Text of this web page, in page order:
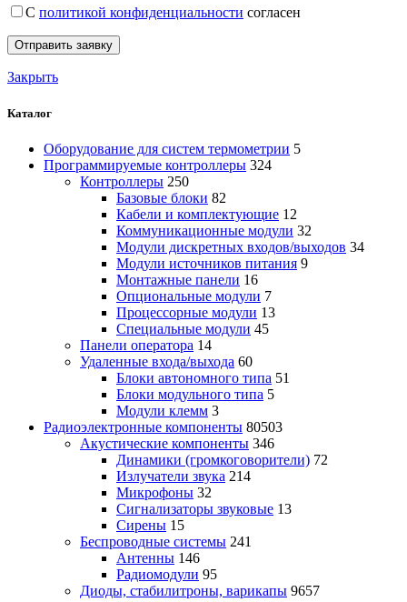
С политикой конфиденциальности согласен
Закрыть
Каталог
Оборудование для систем термометрии 5
Программируемые контроллеры 324
Контроллеры 250
Базовые блоки 82
Кабели и комплектующие 12
Коммуникационные модули 32
Модули дискретных входов/выходов 34
Модули источников питания 9
Монтажные панели 16
Опциональные модули 7
Процессорные модули 13
Специальные модули 45
Панели оператора 14
Удаленные входа/выхода 60
Блоки автономного типа 51
Блоки модульного типа 5
Модули клемм 3
Радиоэлектронные компоненты 80503
Акустические компоненты 346
Динамики (громкоговорители) 72
Излучатели звука 214
Микрофоны 32
Сигнализаторы звуковые 13
Сирены 15
Беспроводные системы 241
Антенны 146
Радиомодули 95
Диоды, стабилитроны, варикапы 9657